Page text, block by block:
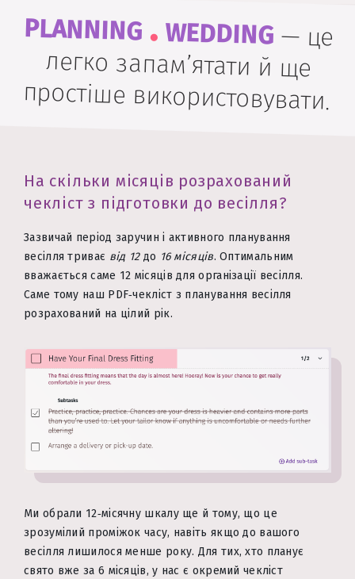
PLANNING . WEDDING— це
легко запам’ятати й ще
простіше використовувати.
На скільки місяців розрахований
чекліст з підготовки до весілля?
Зазвичай період заручин і активного планування
весілля триває від 12до 16 місяців. Оптимальним
вважається саме 12 місяців для організації весілля.
Саме тому наш PDF‑чекліст з планування весілля
розрахований на цілий рік.
Ми обрали 12‑місячну шкалу ще й тому, що це
зрозумілий проміжок часу, навіть якщо до вашого
весілля лишилося менше року. Для тих, хто планує
свято вже за 6 місяців, у нас є окремий чекліст